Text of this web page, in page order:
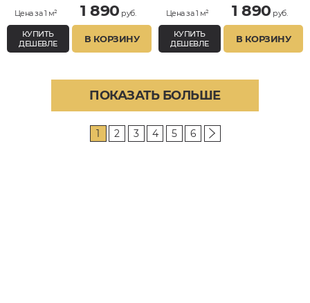
Цена за 1 м² 1 890 руб.
КУПИТЬ
ДЕШЕВЛЕ
В КОРЗИНУ
Цена за 1 м² 1 890 руб.
КУПИТЬ
ДЕШЕВЛЕ
В КОРЗИНУ
ПОКАЗАТЬ БОЛЬШЕ
1 2 3 4 5 6